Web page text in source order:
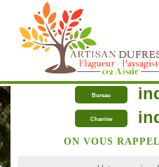
Bureau
Chantier
ON VOUS